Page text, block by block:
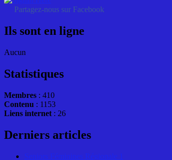
Partagez-nous sur Facebook
Ils sont en ligne
Aucun
Statistiques
Membres : 410
Contenu : 1153
Liens internet : 26
Derniers articles
Seniors Féminines Régionale 1